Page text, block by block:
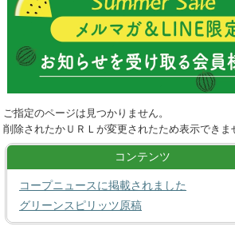
ご指定のページは見つかりません。
削除されたかＵＲＬが変更されたため表示できま
コンテンツ
コープニュースに掲載されました
グリーンスピリッツ原稿